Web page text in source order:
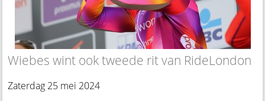
Wiebes wint ook tweede rit van RideLondon
Zaterdag 25 mei 2024